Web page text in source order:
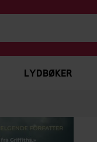
LYDBØKER